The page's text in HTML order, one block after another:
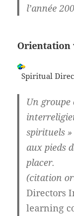
l’année
Orientation
Spiritual
Un
spirituels
aux pieds
placer.
(citation
Directors
learning